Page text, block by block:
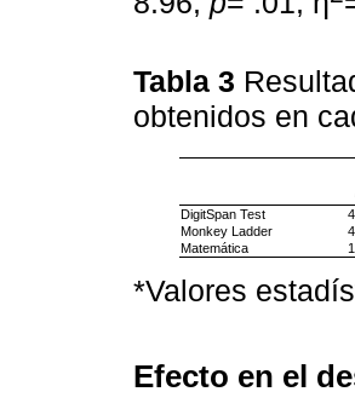
Tabla 3
obtenidos en
DigitSpan Test
Monkey Ladder
Matemática
*Valores
Efecto en el